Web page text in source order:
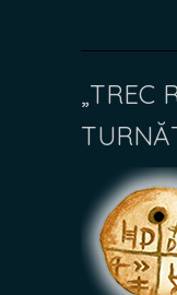
„TREC